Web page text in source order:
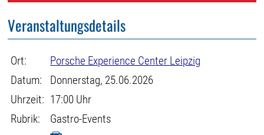
Veranstaltungsdetails
Ort:
Porsche Experience Center Leipzig
Datum:
Donnerstag, 25.06.2026
Uhrzeit: 17:00 Uhr
Rubrik:
Gastro-Events